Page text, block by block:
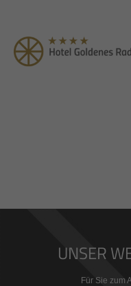
UNSER
Für Sie zum